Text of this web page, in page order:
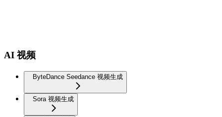
AI 视频
ByteDance Seedance 视频生成
Sora 视频生成